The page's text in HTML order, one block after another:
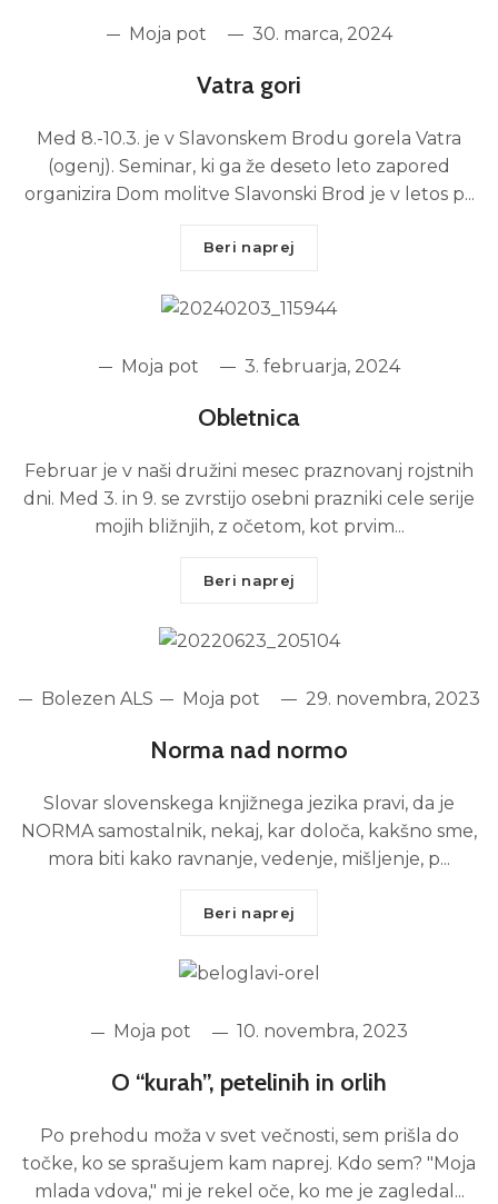
Moja pot 30. marca, 2024
Vatra gori
Med 8.-10.3. je v Slavonskem Brodu gorela Vatra
(ogenj). Seminar, ki ga že deseto leto zapored
organizira Dom molitve Slavonski Brod je v letos p...
Beri naprej
Moja pot 3. februarja, 2024
Obletnica
Februar je v naši družini mesec praznovanj rojstnih
dni. Med 3. in 9. se zvrstijo osebni prazniki cele serije
mojih bližnjih, z očetom, kot prvim...
Beri naprej
Bolezen ALS Moja pot 29. novembra, 2023
Norma nad normo
Slovar slovenskega knjižnega jezika pravi, da je
NORMA samostalnik, nekaj, kar določa, kakšno sme,
mora biti kako ravnanje, vedenje, mišljenje, p...
Beri naprej
Moja pot 10. novembra, 2023
O “kurah”, petelinih in orlih
Po prehodu moža v svet večnosti, sem prišla do
točke, ko se sprašujem kam naprej. Kdo sem? "Moja
mlada vdova," mi je rekel oče, ko me je zagledal...